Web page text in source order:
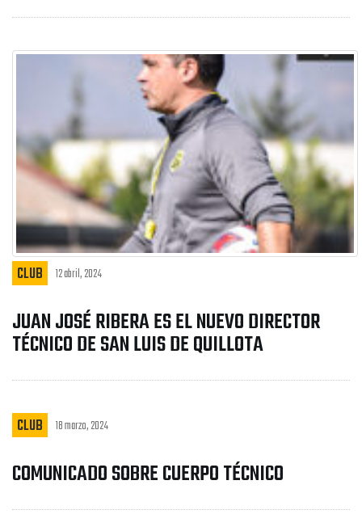
CLUB 12 abril, 2024
JUAN JOSÉ RIBERA ES EL NUEVO DIRECTOR
TÉCNICO DE SAN LUIS DE QUILLOTA
CLUB 18 marzo, 2024
COMUNICADO SOBRE CUERPO TÉCNICO